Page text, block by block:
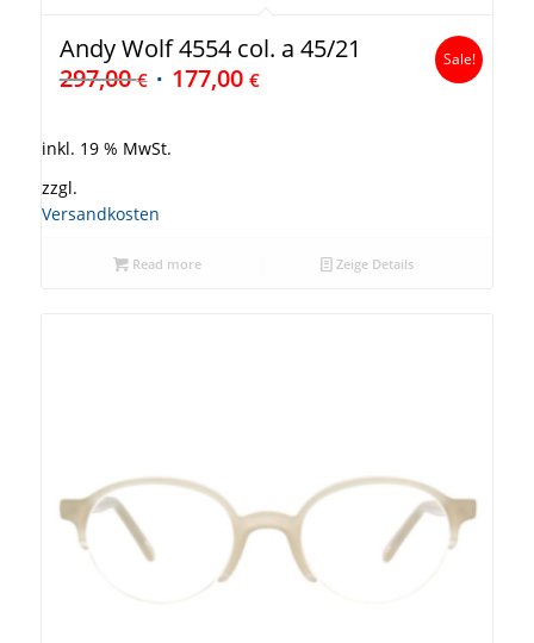
Andy Wolf 4554 col. a 45/21
297,00€ 177,00 €
Sale!
inkl. 19 % MwSt.
zzgl.
Versandkosten
Read more Zeige Details